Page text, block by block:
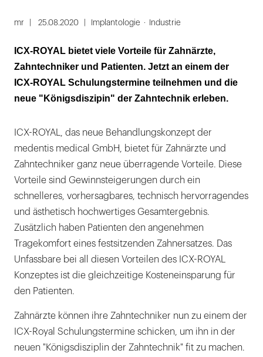
mr 25.08.2020 Implantologie Industrie
ICX-ROYAL bietet viele Vorteile für Zahnärzte,
Zahntechniker und Patienten. Jetzt an einem der
ICX-ROYAL Schulungstermine teilnehmen und die
neue "Königsdiszipin" der Zahntechnik erleben.
ICX-ROYAL, das neue Behandlungskonzept der
medentis medical GmbH, bietet für Zahnärzte und
Zahntechniker ganz neue überragende Vorteile. Diese
Vorteile sind Gewinnsteigerungen durch ein
schnelleres, vorhersagbares, technisch hervorragendes
und ästhetisch hochwertiges Gesamtergebnis.
Zusätzlich haben Patienten den angenehmen
Tragekomfort eines festsitzenden Zahnersatzes. Das
Unfassbare bei all diesen Vorteilen des ICX-ROYAL
Konzeptes ist die gleichzeitige Kosteneinsparung für
den Patienten.
Zahnärzte können ihre Zahntechniker nun zu einem der
ICX-Royal Schulungstermine schicken, um ihn in der
neuen "Königsdisziplin der Zahntechnik" fit zu machen.